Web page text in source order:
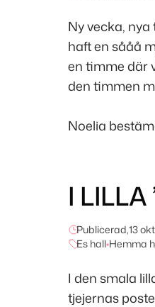
Ny vecka,
haft en sååå
en timme där
den timmen
Noelia
I LILLA
Publicerad,13
Es hall•Hemma
I den smala
tjejernas